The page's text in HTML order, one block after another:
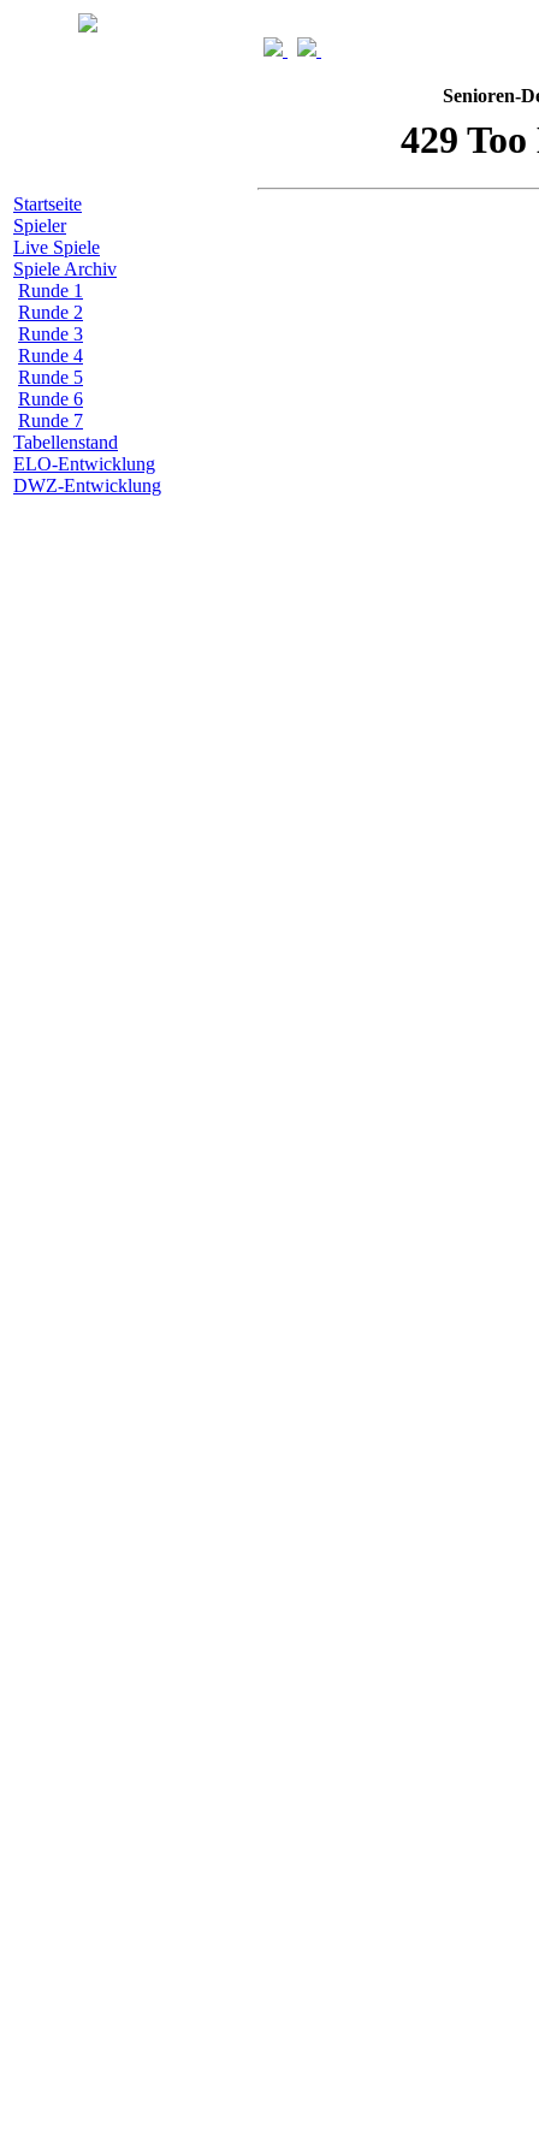
Startseite
Spieler
Live Spiele
Spiele Archiv
Runde 1
Runde 2
Runde 3
Runde 4
Runde 5
Runde 6
Runde 7
Tabellenstand
ELO-Entwicklung
DWZ-Entwicklung
Senioren-